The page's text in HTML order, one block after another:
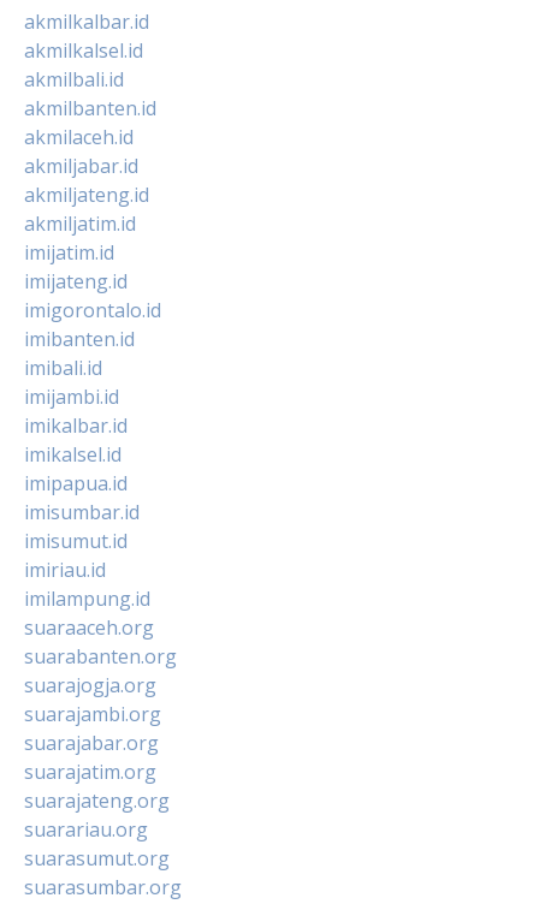
akmilkalbar.id
akmilkalsel.id
akmilbali.id
akmilbanten.id
akmilaceh.id
akmiljabar.id
akmiljateng.id
akmiljatim.id
imijatim.id
imijateng.id
imigorontalo.id
imibanten.id
imibali.id
imijambi.id
imikalbar.id
imikalsel.id
imipapua.id
imisumbar.id
imisumut.id
imiriau.id
imilampung.id
suaraaceh.org
suarabanten.org
suarajogja.org
suarajambi.org
suarajabar.org
suarajatim.org
suarajateng.org
suarariau.org
suarasumut.org
suarasumbar.org